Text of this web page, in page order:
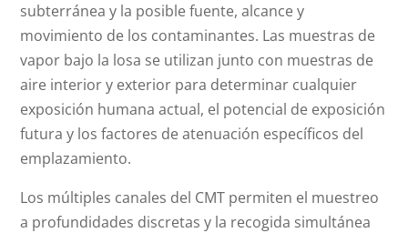
subterránea y la posible fuente, alcance y
movimiento de los contaminantes. Las muestras de
vapor bajo la losa se utilizan junto con muestras de
aire interior y exterior para determinar cualquier
exposición humana actual, el potencial de exposición
futura y los factores de atenuación específicos del
emplazamiento.
Los múltiples canales del CMT permiten el muestreo
a profundidades discretas y la recogida simultánea